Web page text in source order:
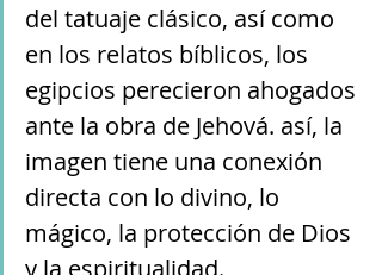
del tatuaje clásico, así como
en los relatos bíblicos, los
egipcios perecieron ahogados
ante la obra de Jehová. así, la
imagen tiene una conexión
directa con lo divino, lo
mágico, la protección de Dios
y la espiritualidad.